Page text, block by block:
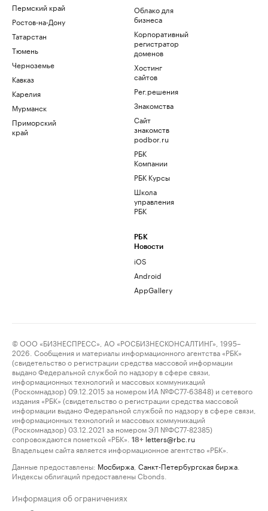
Пермский край
Ростов-на-Дону
Татарстан
Тюмень
Черноземье
Кавказ
Карелия
Мурманск
Приморский
край
Облако для
бизнеса
Корпоративный
регистратор
доменов
Хостинг
сайтов
Рег.решения
Знакомства
Сайт
знакомств
podbor.ru
РБК
Компании
РБК Курсы
Школа
управления
РБК
РБК
Новости
iOS
Android
AppGallery
© ООО «БИЗНЕСПРЕСС», АО «РОСБИЗНЕСКОНСАЛТИНГ», 1995–
2026. Сообщения и материалы информационного агентства «РБК»
(свидетельство о регистрации средства массовой информации
выдано Федеральной службой по надзору в сфере связи,
информационных технологий и массовых коммуникаций
(Роскомнадзор) 09.12.2015 за номером ИА №ФС77-63848) и сетевого
издания «РБК» (свидетельство о регистрации средства массовой
информации выдано Федеральной службой по надзору в сфере связи,
информационных технологий и массовых коммуникаций
(Роскомнадзор) 03.12.2021 за номером ЭЛ №ФС77-82385)
сопровождаются пометкой «РБК».
18+ letters@rbc.ru
Владельцем сайта является информационное агентство «РБК».
Данные предоставлены: Мосбиржа Санкт-Петербургская биржа
Индексы облигаций предоставлены Cbonds.
Информация об ограничениях